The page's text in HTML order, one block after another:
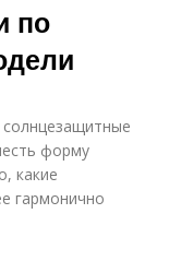
по
форму
какие
гармонично